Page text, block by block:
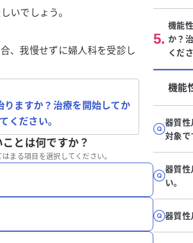
いでしょう。
、我慢せずに婦人科を受診し
ますか？治療を開始してか
ください。
とは何ですか？
まる項目を選択してください。
5.
機能
か？
くださ
機能
器質性
対象で
器質性
い。
器質性